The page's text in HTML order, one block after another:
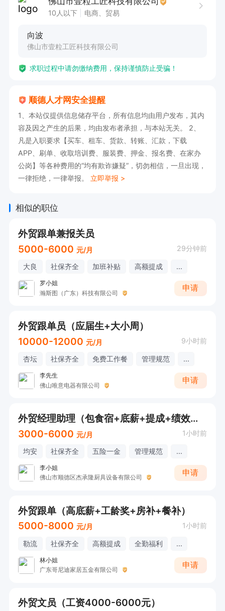
周一至周五8:30-12:00，13:30-18:00
10人以下 电商、贸易
向波
佛山市壹粒工匠科技有限公司
求职过程中请勿缴纳费用，保持谨慎防止受骗！
顺德人才网安全提醒
1、本站仅提供信息储存平台，所有信息均由用户发布，其内
容及因之产生的后果，均由发布者承担，与本站无关。 2、
凡是入职要求【买车、租车、货款、转账、汇款，下载
APP、刷单、收取培训费、服装费、押金、报名费、在家办
公岗】等各种费用的“均有欺诈嫌疑”，切勿相信，一旦出现，
一律拒绝，一律举报。 立即举报 >
相似的职位
外贸跟单兼报关员
5000-6000 元/月 29分钟前
大良 社保齐全 加班补贴 高额提成 ...
罗小姐
瀚斯图（广东）科技有限公司
申请
外贸跟单员（应届生+大小周）
10000-12000 元/月 9小时前
杏坛 社保齐全 免费工作餐 管理规范 ...
李先生
佛山唯意电器有限公司
申请
外贸经理助理（包食宿+底薪+提成+绩效考核）投递直接联系
3000-6000 元/月 1小时前
均安 社保齐全 五险一金 管理规范 ...
李小姐
佛山市顺德区杰承隆厨具设备有限公司
申请
外贸跟单（高底薪+工龄奖+房补+餐补）
5000-8000 元/月 1小时前
勒流 社保齐全 高额提成 全勤福利 ...
林小姐
广东哥尼迪家居五金有限公司
申请
外贸文员（工资4000-6000元）